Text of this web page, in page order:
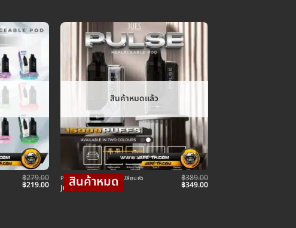
฿279.00
Original
฿219.00Current
price
สินค้าหมดแล้ว
POD พอตใช้แล้วทิ้ง แบบเปลี่ยนหัว
Jues Pulse 15k Kit
฿389.00
Original
฿349.00Current